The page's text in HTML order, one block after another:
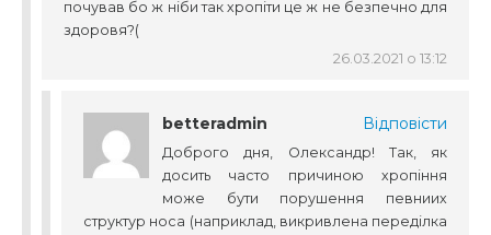
почував бо ж ніби так хропіти це ж не безпечно для
здоровя?(
26.03.2021 о 13:12
betteradmin Відповісти
Доброго дня, Олександр! Так, як
досить часто причиною хропіння
може бути порушення певниих
структур носа (наприклад, викривлена переділка